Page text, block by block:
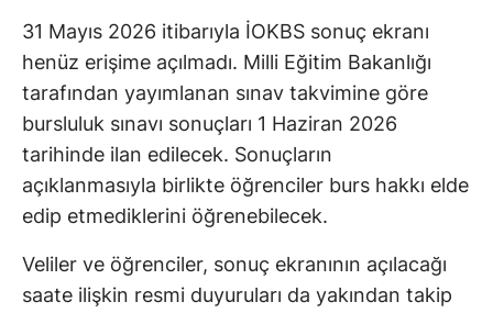
31 Mayıs 2026 itibarıyla İOKBS sonuç ekranı
henüz erişime açılmadı. Milli Eğitim Bakanlığı
tarafından yayımlanan sınav takvimine göre
bursluluk sınavı sonuçları 1 Haziran 2026
tarihinde ilan edilecek. Sonuçların
açıklanmasıyla birlikte öğrenciler burs hakkı elde
edip etmediklerini öğrenebilecek.
Veliler ve öğrenciler, sonuç ekranının açılacağı
saate ilişkin resmi duyuruları da yakından takip